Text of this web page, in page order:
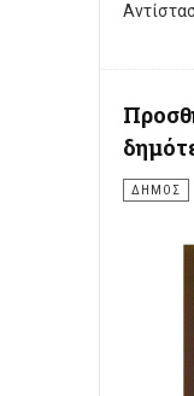
ΔΗΜΟΣ